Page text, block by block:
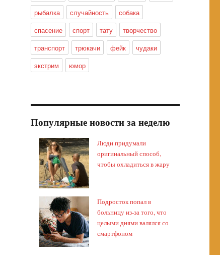
рыбалка
случайность
собака
спасение
спорт тату
творчество
транспорт
трюкачи фейк
чудаки
экстрим
юмор
Популярные новости за неделю
Люди придумали
оригинальный способ,
чтобы охладиться в жару
Подросток попал в
больницу из-за того, что
целыми днями валялся со
смартфоном